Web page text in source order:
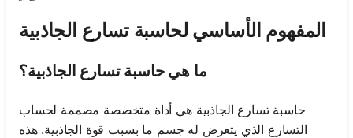
المفهوم الأساسي لحاسبة تسارع الجاذبية
ما هي حاسبة تسارع الجاذبية؟
حاسبة تسارع الجاذبية هي أداة متخصصة مصممة لحساب
التسارع الذي يتعرض له جسم ما بسبب قوة الجاذبية. هذه